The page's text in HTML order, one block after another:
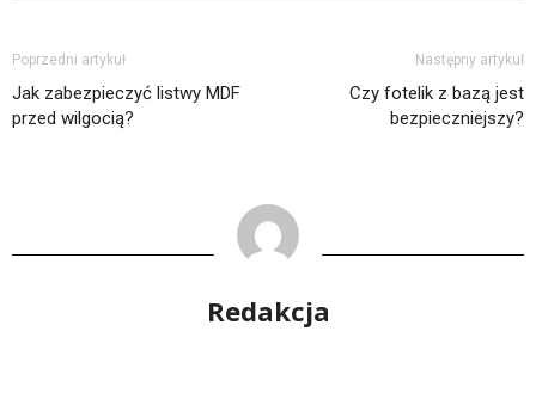
Poprzedni artykuł
Jak zabezpieczyć listwy MDF
przed wilgocią?
Następny artykuł
Czy fotelik z bazą jest
bezpieczniejszy?
Redakcja